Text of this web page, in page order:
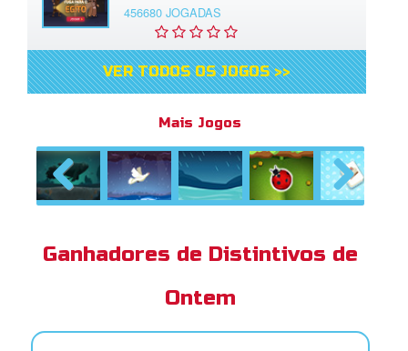
456680 JOGADAS
VER TODOS OS JOGOS >>
Mais Jogos
Previous Next
Ganhadores de Distintivos de
Ontem